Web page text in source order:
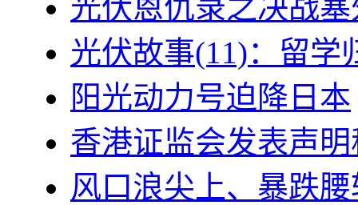
光伏恩仇录之决战
光伏故事(11)：留学
阳光动力号迫降日本
香港证监会发表声
风口浪尖上、暴跌